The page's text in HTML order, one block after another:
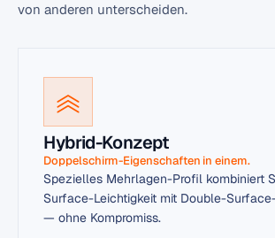
von anderen unterscheiden.
Hybrid-Konzept
Doppelschirm-Eigenschaften in einem.
Spezielles Mehrlagen-Profil kombiniert
Surface-Leichtigkeit mit Double-
— ohne Kompromiss.